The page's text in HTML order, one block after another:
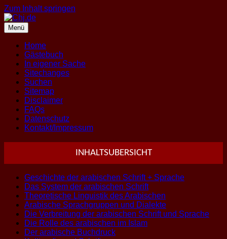
Zum Inhalt springen
Menü
Home
Gästebuch
In eigener Sache
Sitechanges
Suchen
Sitemap
Disclaimer
FAQs
Datenschutz
Kontakt/Impressum
INHALTSUBERSICHT
Geschichte der arabischen Schrift + Sprache
Das System der arabischen Schrift
Theoretische Linguistik des Arabischen
Arabische Sprachgruppen und Dialekte
Die Verbreitung der arabischen Schrift und Sprache
Die Rolle des arabischen im Islam
Der arabische Buchdruck